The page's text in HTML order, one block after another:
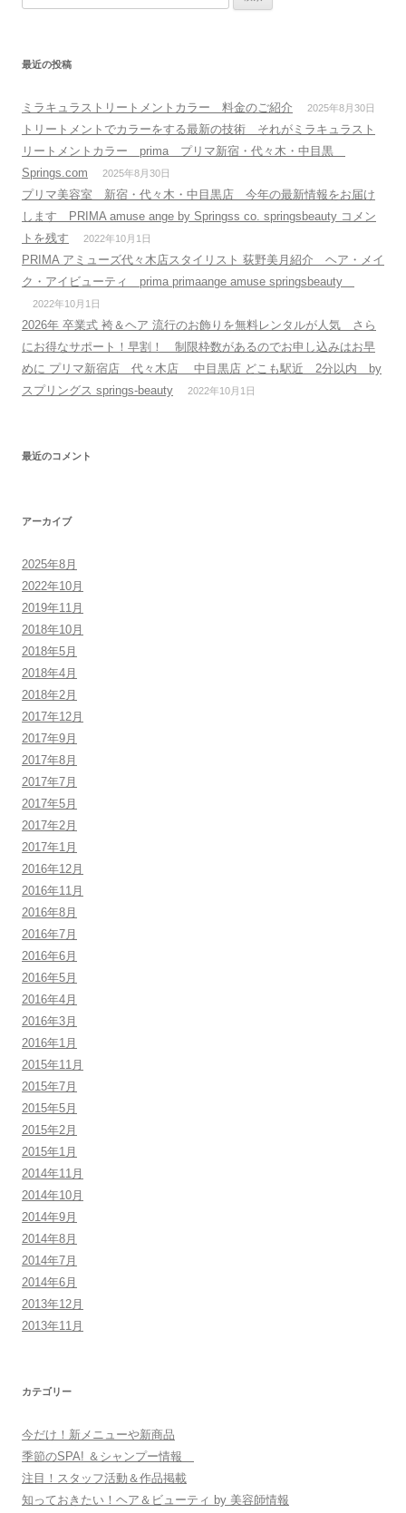
最近の投稿
ミラキュラストリートメントカラー 料金のご紹介 2025年8月30日
トリートメントでカラーをする最新の技術 それがミラキュラスト
リートメントカラー prima プリマ新宿・代々木・中目黒
Springs.com
2025年8月30日
プリマ美容室 新宿・代々木・中目黒店 今年の最新情報をお届け
します PRIMA amuse ange by Springss co. springsbeauty コメン
トを残す
2022年10月1日
PRIMA アミューズ代々木店スタイリスト 荻野美月紹介 ヘア・メイ
ク・アイビューティ prima primaange amuse springsbeauty
2022年10月1日
2026年 卒業式 袴＆ヘア 流行のお飾りを無料レンタルが人気 さら
にお得なサポート！早割！ 制限枠数があるのでお申し込みはお早
めに プリマ新宿店 代々木店 中目黒店 どこも駅近 2分以内 by
スプリングス springs-beauty
2022年10月1日
最近のコメント
アーカイブ
2025年8月
2022年10月
2019年11月
2018年10月
2018年5月
2018年4月
2018年2月
2017年12月
2017年9月
2017年8月
2017年7月
2017年5月
2017年2月
2017年1月
2016年12月
2016年11月
2016年8月
2016年7月
2016年6月
2016年5月
2016年4月
2016年3月
2016年1月
2015年11月
2015年7月
2015年5月
2015年2月
2015年1月
2014年11月
2014年10月
2014年9月
2014年8月
2014年7月
2014年6月
2013年12月
2013年11月
カテゴリー
今だけ！新メニューや新商品
季節のSPA! ＆シャンプー情報
注目！スタッフ活動＆作品掲載
知っておきたい！ヘア＆ビューティ by 美容師情報